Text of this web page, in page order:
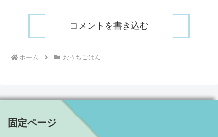
コメントを書き込む
ホーム おうちごはん
固定ページ